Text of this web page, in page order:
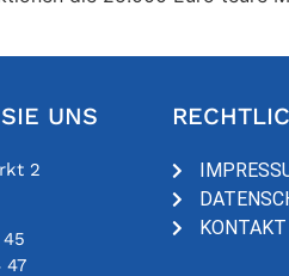
UNS
2
47
KONTAKT